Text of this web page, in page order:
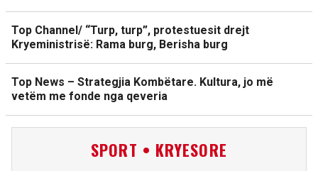
Top Channel/ “Turp, turp”, protestuesit drejt
Kryeministrisë: Rama burg, Berisha burg
Top News – Strategjia Kombëtare. Kultura, jo më
vetëm me fonde nga qeveria
SPORT • KRYESORE